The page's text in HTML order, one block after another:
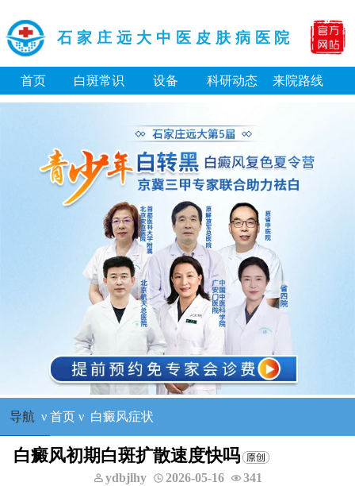
石家庄远大中医皮肤病医院
首页 白斑常识 设备 科研动态 来院路线
导航 ν 首页ν 白癜风症状
白癜风初期白斑扩散速度快吗
ydbjlhy 2026-05-16 341